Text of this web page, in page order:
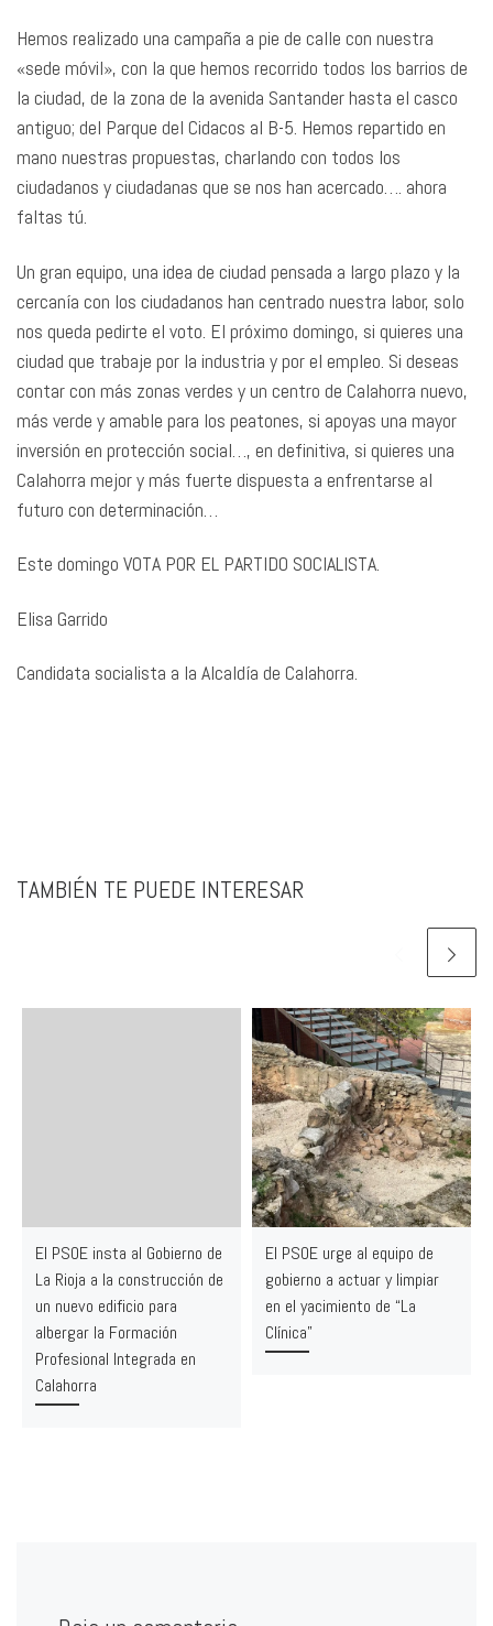
Hemos realizado una campaña a pie de calle con nuestra
«sede móvil», con la que hemos recorrido todos los barrios de
la ciudad, de la zona de la avenida Santander hasta el casco
antiguo; del Parque del Cidacos al B-5. Hemos repartido en
mano nuestras propuestas, charlando con todos los
ciudadanos y ciudadanas que se nos han acercado…. ahora
faltas tú.
Un gran equipo, una idea de ciudad pensada a largo plazo y la
cercanía con los ciudadanos han centrado nuestra labor, solo
nos queda pedirte el voto. El próximo domingo, si quieres una
ciudad que trabaje por la industria y por el empleo. Si deseas
contar con más zonas verdes y un centro de Calahorra nuevo,
más verde y amable para los peatones, si apoyas una mayor
inversión en protección social…, en definitiva, si quieres una
Calahorra mejor y más fuerte dispuesta a enfrentarse al
futuro con determinación…
Este domingo VOTA POR EL PARTIDO SOCIALISTA.
Elisa Garrido
Candidata socialista a la Alcaldía de Calahorra.
TAMBIÉN TE PUEDE INTERESAR
El PSOE insta al Gobierno de
La Rioja a la construcción de
un nuevo edificio para
albergar la Formación
Profesional Integrada en
Calahorra
El PSOE urge al equipo de
gobierno a actuar y limpiar
en el yacimiento de “La
Clínica”